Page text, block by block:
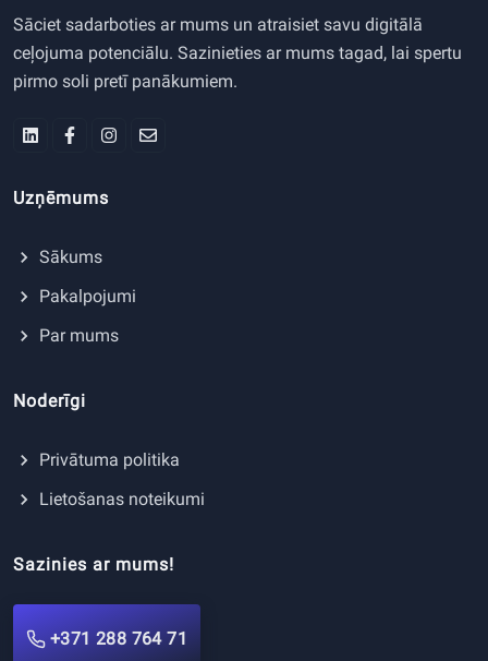
Sāciet sadarboties ar mums un atraisiet savu digitālā
ceļojuma potenciālu. Sazinieties ar mums tagad, lai spertu
pirmo soli pretī panākumiem.
Uzņēmums
Sākums
Pakalpojumi
Par mums
Noderīgi
Privātuma politika
Lietošanas noteikumi
Sazinies ar mums!
+371 288 764 71